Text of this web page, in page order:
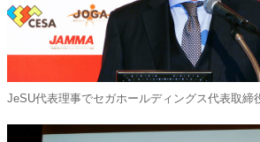
JeSU代表理事でセガホールディングス代表取締